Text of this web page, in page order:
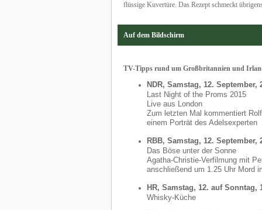
flüssige Kuvertüre. Das Rezept schmeckt
Auf dem Bildschirm
TV-Tipps rund um Großbritannien und
NDR, Samstag, 12. September,
Last Night of the Proms 2015
Live aus London
Zum letzten Mal kommentiert
einem Porträt des Adelsexperten
RBB, Samstag, 12. September,
Das Böse unter der Sonne
Agatha-Christie-Verfilmung mit
anschließend um 1.25 Uhr Mord
HR, Samstag, 12. auf Sonntag,
Whisky-Küche